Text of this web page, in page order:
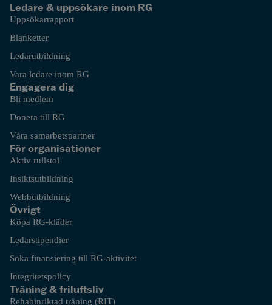
Ledare & uppsökare inom RG
Uppsökarrapport
Blanketter
Ledarutbildning
Vara ledare inom RG
Engagera dig
Bli medlem
Donera till RG
Våra samarbetspartner
För organisationer
Aktiv rullstol
Insiktsutbildning
Webbutbildning
Övrigt
Köpa RG-kläder
Ledarstipendier
Söka finansiering till RG-aktivitet
Integritetspolicy
Träning & friluftsliv
Rehabinriktad träning (RIT)